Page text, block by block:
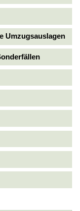
Umzugsauslagen